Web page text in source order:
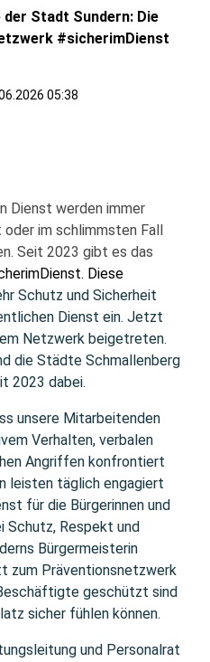
Stadt Sundern: Die
#sicherimDienst
05:38
Dienst werden immer
im schlimmsten Fall
Seit 2023 gibt es das
Diese
Schutz und Sicherheit
Dienst ein. Jetzt
Netzwerk beigetreten.
die Städte Schmallenberg
2023 dabei.
unsere Mitarbeitenden
Verhalten, verbalen
Angriffen konfrontiert
leisten täglich engagiert
für die Bürgerinnen und
Schutz, Respekt und
Bürgermeisterin
zum Präventionsnetzwerk
geschützt sind
sicher fühlen können.
und Personalrat